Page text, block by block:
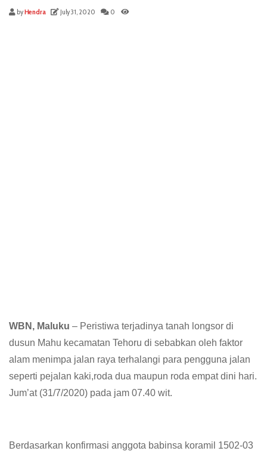
byHendra July 31, 2020 0
WBN, Maluku – Peristiwa terjadinya tanah longsor di
dusun Mahu kecamatan Tehoru di sebabkan oleh faktor
alam menimpa jalan raya terhalangi para pengguna jalan
seperti pejalan kaki,roda dua maupun roda empat dini hari.
Jum’at (31/7/2020) pada jam 07.40 wit.
Berdasarkan konfirmasi anggota babinsa koramil 1502-03